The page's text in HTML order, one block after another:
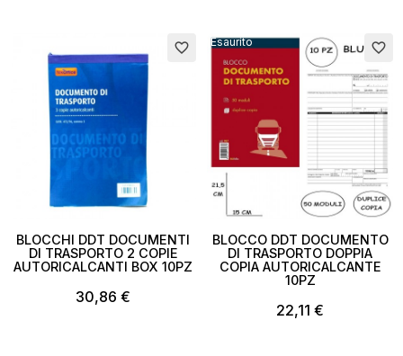
favorite_border
BLOCCHI DDT DOCUMENTI
DI TRASPORTO 2 COPIE
AUTORICALCANTI BOX 10PZ
30,86 €
Esaurito favorite_border
BLOCCO DDT DOCUMENTO
DI TRASPORTO DOPPIA
COPIA AUTORICALCANTE
10PZ
22,11 €
Crea lista dei desideri ×